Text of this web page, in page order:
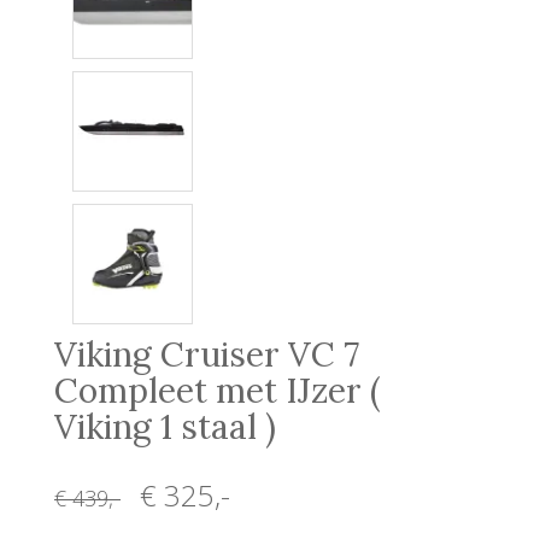
Viking Cruiser VC 7
Compleet met IJzer (
Viking 1 staal )
€ 439,- € 325,-